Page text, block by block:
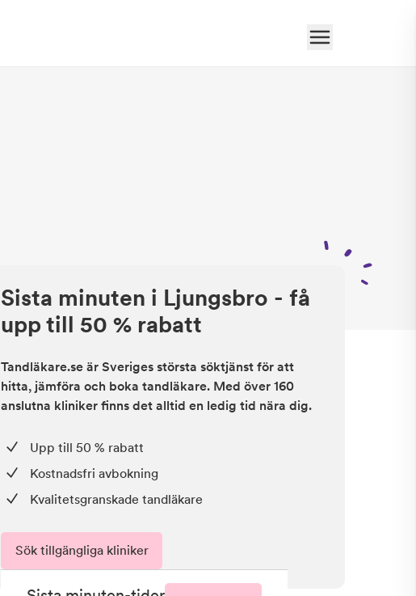
Sista minuten i Ljungsbro - få
upp till 50 % rabatt
Tandläkare.se är Sveriges största söktjänst för att
hitta, jämföra och boka tandläkare. Med över 160
anslutna kliniker finns det alltid en ledig tid nära dig.
Upp till 50 % rabatt
Kostnadsfri avbokning
Kvalitetsgranskade tandläkare
Sök tillgängliga kliniker